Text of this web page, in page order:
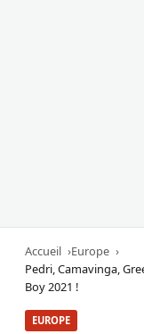
Accueil
Europe
Pedri, Camavinga,
Boy 2021 !
EUROPE